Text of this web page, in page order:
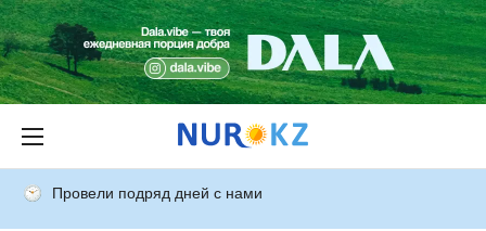
Провели подряд дней с нами